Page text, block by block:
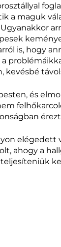
a maguk
is, hogy
kevésbé
és
elégedett
ahogy a